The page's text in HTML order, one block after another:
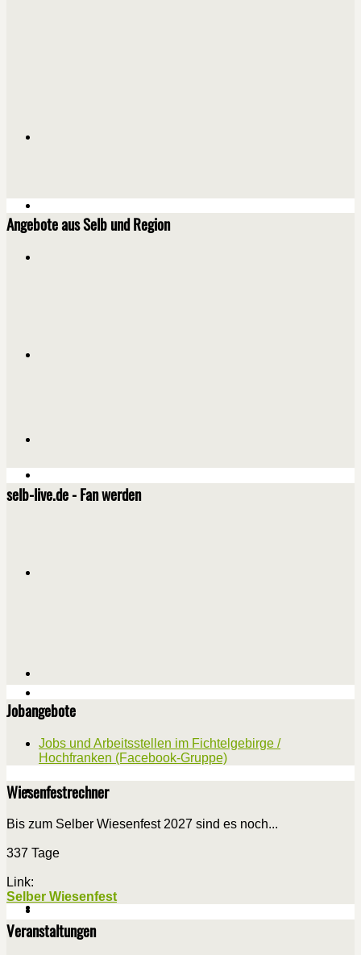
Angebote aus Selb und Region
selb-live.de - Fan werden
Jobangebote
Jobs und Arbeitsstellen im Fichtelgebirge /
Hochfranken (Facebook-Gruppe)
Wiesenfestrechner
Bis zum Selber Wiesenfest 2027 sind es noch...
337 Tage
Link:
Selber Wiesenfest
Veranstaltungen